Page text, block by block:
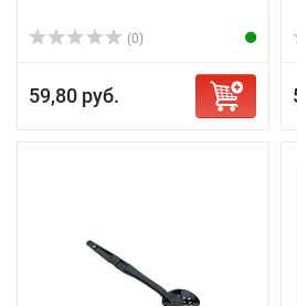
(0)
59,80 руб.